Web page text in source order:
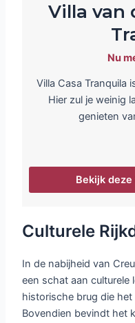
Villa van
Nu
Villa Casa Tranquila
Hier zul je weinig
genieten
Bekijk
Culturele
In de nabijheid van
een schat aan culturele
historische brug die
Bovendien bevindt het